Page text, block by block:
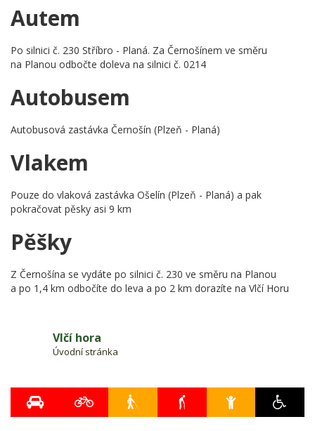
Autem
Po silnici č. 230 Stříbro - Planá. Za Černošínem ve směru
na Planou odbočte doleva na silnici č. 0214
Autobusem
Autobusová zastávka Černošín (Plzeň - Planá)
Vlakem
Pouze do vlaková zastávka Ošelín (Plzeň - Planá) a pak
pokračovat pěsky asi 9 km
Pěšky
Z Černošína se vydáte po silnici č. 230 ve směru na Planou
a po 1,4 km odbočíte do leva a po 2 km dorazíte na Vlčí Horu
Vlčí hora
Úvodní stránka